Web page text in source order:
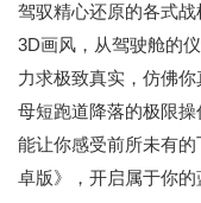
驾驭精心还原的各式
3D画风，从驾驶舱的
力求极致真实，仿佛
母短跑道降落的极限
能让你感受前所未有
卓版》，开启属于你的